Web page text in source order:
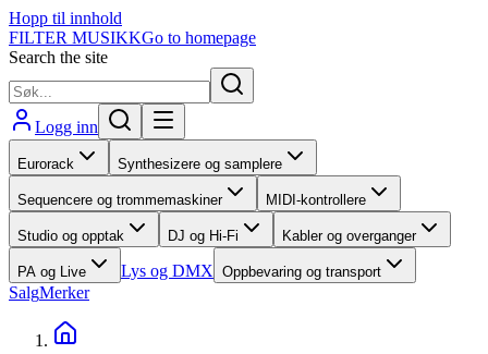
Hopp til innhold
FILTER MUSIKKGo to homepage
Search the site
Logg inn
Eurorack Synthesizere og samplere
Sequencere og trommemaskiner MIDI-kontrollere
Studio og opptak DJ og Hi-Fi Kabler og overganger
PA og Live Lys og DMX Oppbevaring og transport
SalgMerker